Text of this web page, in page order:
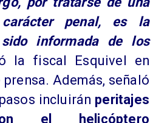
penal, es la
informada de los
la fiscal Esquivel en
Además, señaló
incluirán peritajes
el helicóptero